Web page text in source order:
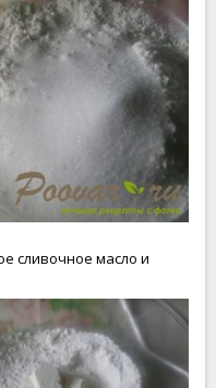
сливочное масло и